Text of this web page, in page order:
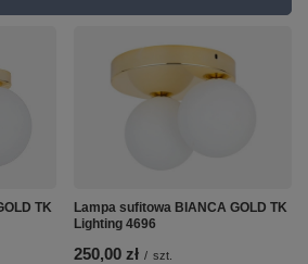
TK
Lampa sufitowa BIANCA GOLD TK
Lighting 4696
250,00 zł / szt.